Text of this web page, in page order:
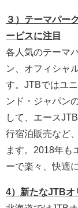
３）テーマパー
ービスに注目
各人気のテーマ
ン、オフィシャ
す。JTBではユ
ンド・ジャパン
して、エース
行宿泊販売など
ます。2018年も
ーで楽々、快適
4）新たなJTBオ